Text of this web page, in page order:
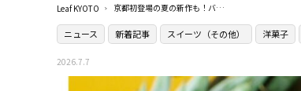
Leaf KYOTO 京都初登場の夏の新作も！バタースイーツ専門店［バターステイツ by銀のぶどう］が期間限定で［大丸京都店］に登場
ニュース 新着記事 スイーツ（その他） 洋菓子
2026.7.7